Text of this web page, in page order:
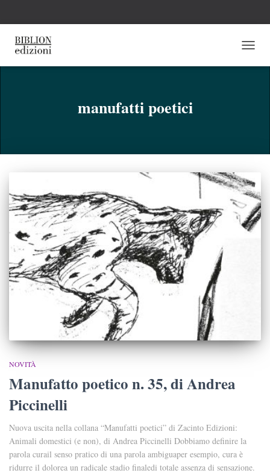
manufatti poetici
NOVITÀ
Manufatto poetico n. 35, di Andrea
Piccinelli
Nuova uscita nella collana “Manufatti poetici” di Zacinto Edizioni:
Animali domestici (e non), di Andrea Piccinelli Dobbiamo definire la
parola curail senso pratico di una parola ambiguaper esempio, cura è
ridurre il dolorea un radicale stadio finaledi totale assenza di sensazione.